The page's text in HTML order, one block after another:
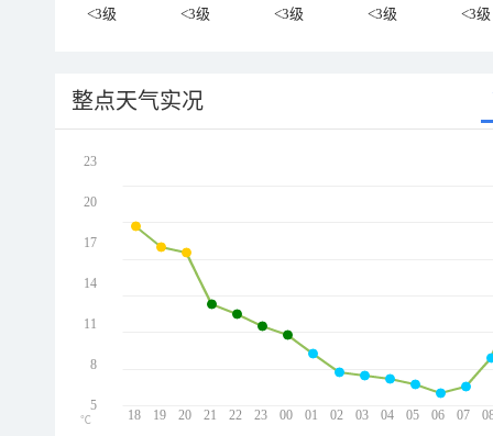
<3级
<3级 <3级 <3级 <3级
整点天气实况
18 19 20 21 22 23 00 01 02 03 04 05 06 07
23
20
17
14
11
8
5
℃